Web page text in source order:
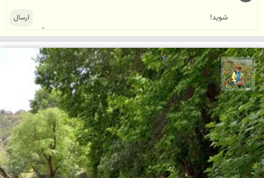
اسفندیار خدایی